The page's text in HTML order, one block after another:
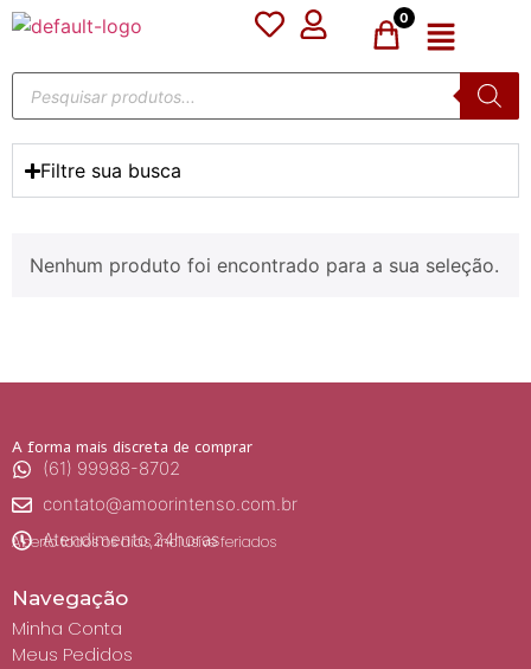
0
Filtre sua busca
Nenhum produto foi encontrado para a sua seleção.
A forma mais discreta de comprar
(61) 99988-8702
contato@amoorintenso.com.br
Atendimento 24horas
Aberto todos os dias, inclusive feriados
Navegação
Minha Conta
Meus Pedidos